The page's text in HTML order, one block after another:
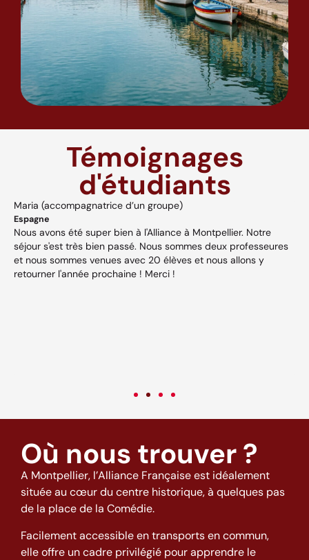
Témoignages
d'étudiants
Maria (accompagnatrice d’un groupe)
Espagne
Nous avons été super bien à l'Alliance à Montpellier. Notre
séjour s'est très bien passé. Nous sommes deux professeures
et nous sommes venues avec 20 élèves et nous allons y
retourner l'année prochaine ! Merci !
Où nous trouver ?
A Montpellier, l’Alliance Française est idéalement
située au cœur du centre historique, à quelques pas
de la place de la Comédie.
Facilement accessible en transports en commun,
elle offre un cadre privilégié pour apprendre le